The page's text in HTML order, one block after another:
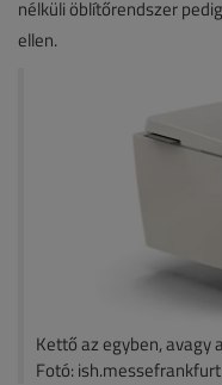
nélküli öblítőrendszer
ellen.
Kettő az egyben, avagy
Fotó: